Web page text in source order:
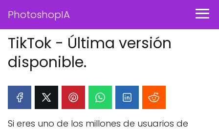
PhotoshopIA
TikTok - Última versión
disponible.
Si eres uno de los millones de usuarios de